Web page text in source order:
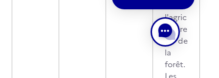
l'agric
ulture
et de
la
forêt.